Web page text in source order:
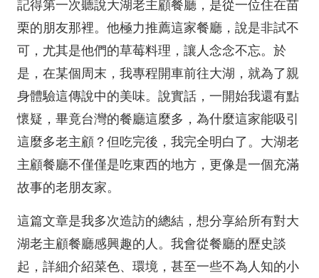
記得第一次聽說大湖老主顧餐廳，是從一位住在苗
栗的朋友那裡。他極力推薦這家餐廳，說是非試不
可，尤其是他們的草莓料理，讓人念念不忘。於
是，在某個周末，我專程開車前往大湖，就為了親
身體驗這傳說中的美味。說實話，一開始我還有點
懷疑，畢竟台灣的餐廳這麼多，為什麼這家能吸引
這麼多老主顧？但吃完後，我完全明白了。大湖老
主顧餐廳不僅僅是吃東西的地方，更像是一個充滿
故事的老朋友家。
這篇文章是我多次造訪的總結，想分享給所有對大
湖老主顧餐廳感興趣的人。我會從餐廳的歷史談
起，詳細介紹菜色、環境，甚至一些不為人知的小